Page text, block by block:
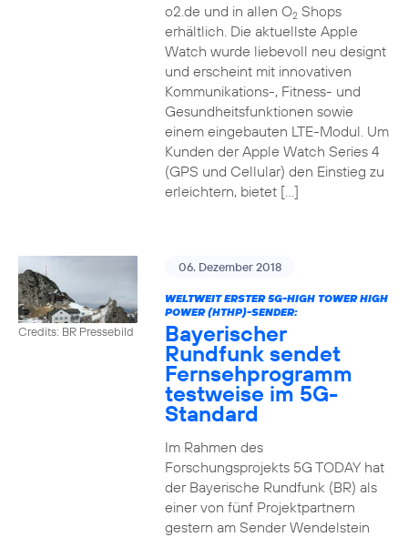
o2.de und in allen O2Shops
erhältlich. Die aktuellste Apple
Watch wurde liebevoll neu designt
und erscheint mit innovativen
Kommunikations-, Fitness- und
Gesundheitsfunktionen sowie
einem eingebauten LTE-Modul. Um
Kunden der Apple Watch Series 4
(GPS und Cellular) den Einstieg zu
erleichtern, bietet […]
Credits: BR Pressebild
06. Dezember 2018
WELTWEIT ERSTER 5G-HIGH TOWER HIGH
POWER (HTHP)-SENDER:
Bayerischer
Rundfunk sendet
Fernsehprogramm
testweise im 5G-
Standard
Im Rahmen des
Forschungsprojekts 5G TODAY hat
der Bayerische Rundfunk (BR) als
einer von fünf Projektpartnern
gestern am Sender Wendelstein